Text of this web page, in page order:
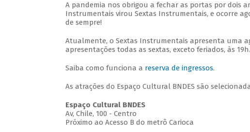
A pandemia nos obrigou a fechar as portas por dois
Instrumentais virou Sextas Instrumentais, e ocorre
de sempre!
Atualmente, o Sextas Instrumentais apresenta uma
apresentações todas as sextas, exceto feriados, às 19h.
Saiba como funciona a reserva de ingressos.
As atrações do Espaço Cultural BNDES são
Espaço Cultural BNDES
Av, Chile, 100 - Centro
Próximo ao Acesso B do metrô Carioca